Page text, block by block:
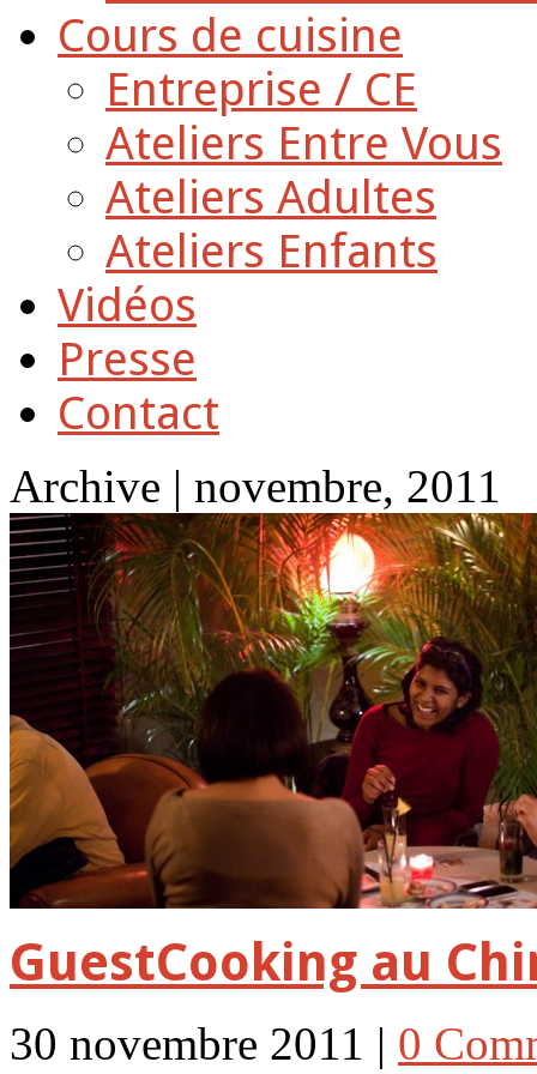
Cours de cuisine
Entreprise / CE
Ateliers Entre Vous
Ateliers Adultes
Ateliers Enfants
Vidéos
Presse
Contact
Archive | novembre, 2011
GuestCooking au
30 novembre 2011 | 0